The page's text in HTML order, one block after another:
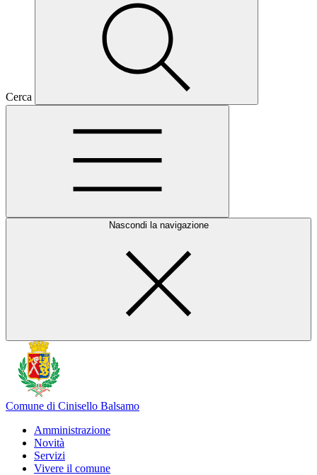
Cerca
Nascondi la navigazione
Comune di Cinisello Balsamo
Amministrazione
Novità
Servizi
Vivere il comune